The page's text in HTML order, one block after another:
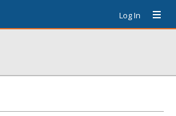
Log In